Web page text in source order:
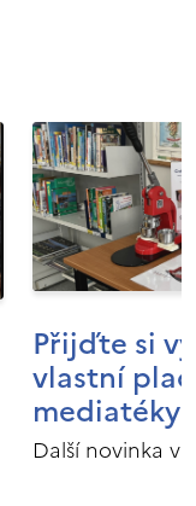
Přijďte si
vlastní
mediatéky
Další novinka v